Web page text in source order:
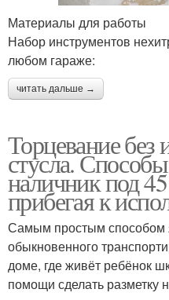
Материалы для работы
Набор инструментов
любом гараже:
читать дальше →
Торцевание без
стусла. Способы
наличник под
прибегая к
Самым простым способом
обыкновенного
доме, где живёт ребёнок
помощи сделать разметку